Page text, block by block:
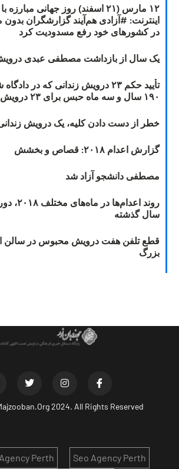
۱۲ مارس (۲۱ اسفند) روز جهانی
در کشورهای خود رفع مسدودیت کرد
یک سال از بازداشت مصطفی عبدی
تأیید حکم ۲۳ درویش زندانی که در
۱۹۰ سال و سه ماه حبس برای ۲۳ درویش گنابادی قطعی شد
خطر از دست دادن کلیه، یک درویش
گزارش اعدام ۲۰۱۸: قصاص و بخشش
مصطفی دانشجو آزاد شد
سال گذشته
قطع تلفن هفت درویش محبوس در سالن
بزرگ
2024. All Rights Reserved
Seo Agency Perth
Perth